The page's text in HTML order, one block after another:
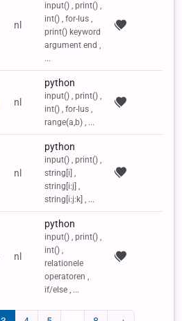
nl
input() , print() ,
int() , for-lus ,
print() keyword
argument end ,
...
nl
python
input() , print() ,
int() , for-lus ,
range(a,b) , ...
nl
python
input() , print() ,
string[i] ,
string[i:j] ,
string[i:j:k] , ...
nl
python
input() , print() ,
int() ,
relationele
operatoren ,
if/else , ...